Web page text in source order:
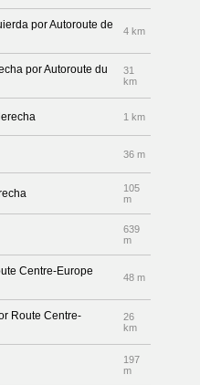
por Autoroute de
4 km
por Autoroute du
31
km
1 km
36 m
105
m
639
m
Centre-Europe
48 m
Route Centre-
26
km
197
m